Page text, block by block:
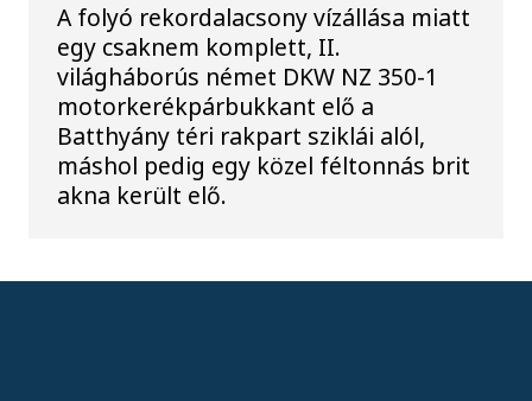
A folyó rekordalacsony vízállása miatt
egy csaknem komplett, II.
világháborús német DKW NZ 350-1
motorkerékpárbukkant elő a
Batthyány téri rakpart sziklái alól,
máshol pedig egy közel féltonnás brit
akna került elő.